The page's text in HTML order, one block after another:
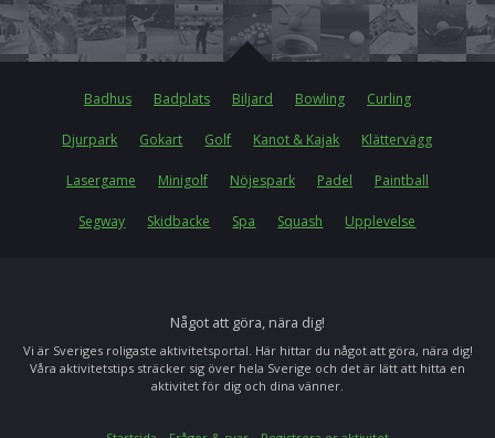
Badhus Badplats Biljard Bowling Curling
Djurpark Gokart Golf Kanot & Kajak Klättervägg
Lasergame Minigolf Nöjespark Padel Paintball
Segway Skidbacke Spa Squash Upplevelse
Något att göra, nära dig!
Vi är Sveriges roligaste aktivitetsportal. Här hittar du något att göra, nära dig!
Våra aktivitetstips sträcker sig över hela Sverige och det är lätt att hitta en
aktivitet för dig och dina vänner.